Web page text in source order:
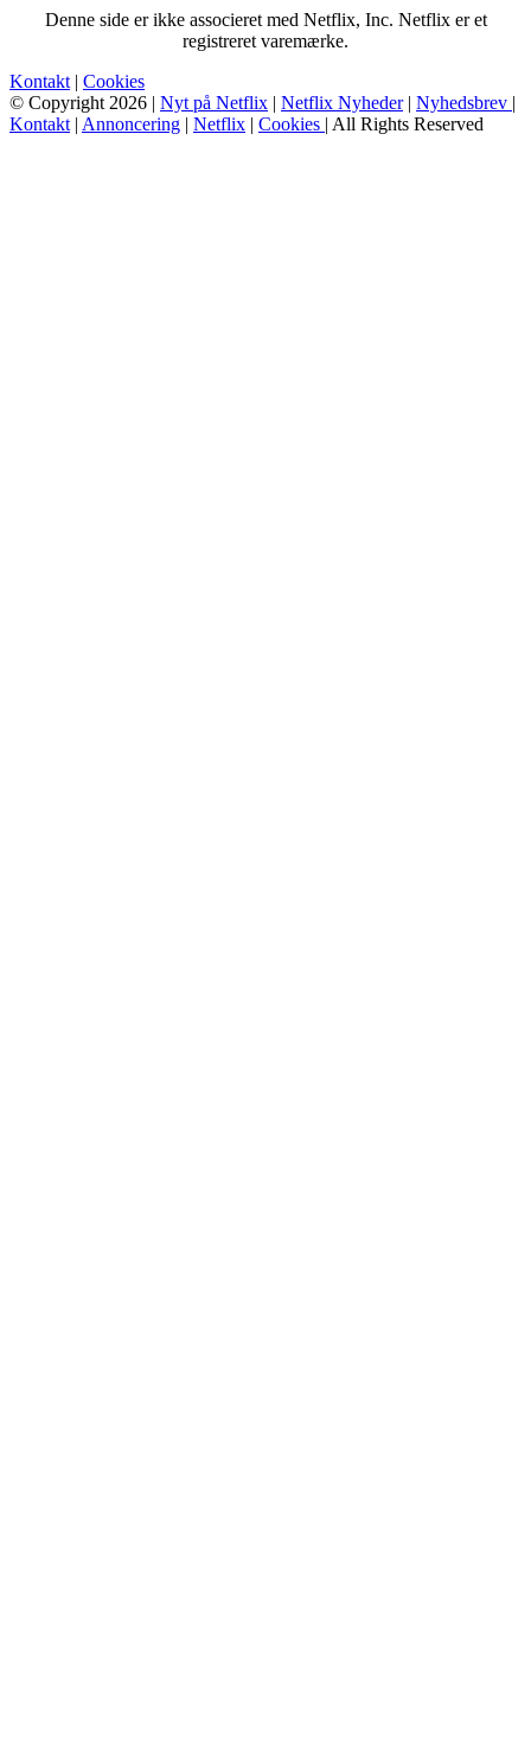
Denne side er ikke associeret med Netflix, Inc. Netflix er et
registreret varemærke.
Kontakt | Cookies
© Copyright 2026 | Nyt på Netflix | Netflix Nyheder| Nyhedsbrev |
Kontakt | Annoncering | Netflix | Cookies | All Rights Reserved